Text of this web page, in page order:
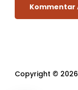
Copyright © 2026